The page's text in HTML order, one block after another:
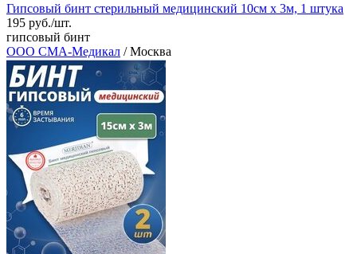
Гипсовый бинт стерильный медицинский 10см х 3м, 1 штука
195 руб./шт.
гипсовый бинт
ООО СМА-Медикал / Москва